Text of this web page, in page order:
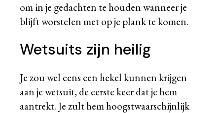
om in je gedachten te houden wanneer je
blijft worstelen met op je plank te komen.
Wetsuits zijn heilig
Je zou wel eens een hekel kunnen krijgen
aan je wetsuit, de eerste keer dat je hem
aantrekt. Je zult hem hoogstwaarschijnlijk